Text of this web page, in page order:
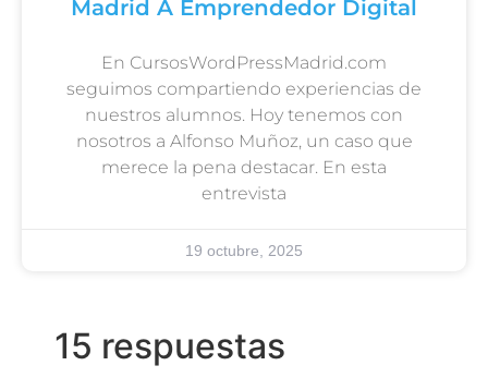
Madrid A Emprendedor Digital
En CursosWordPressMadrid.com
seguimos compartiendo experiencias de
nuestros alumnos. Hoy tenemos con
nosotros a Alfonso Muñoz, un caso que
merece la pena destacar. En esta
entrevista
19 octubre, 2025
15 respuestas